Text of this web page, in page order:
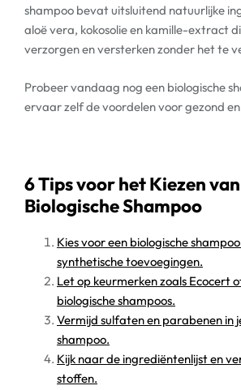
shampoo bevat uitsluitend natuurlijke
aloë vera, kokosolie en kamille-extract
verzorgen en versterken zonder het te
Probeer vandaag nog een biologische
ervaar zelf de voordelen voor gezond
6 Tips voor het Kiezen
Biologische Shampoo
Kies voor een biologische
synthetische toevoegingen.
Let op keurmerken zoals Ecocert
biologische shampoos.
Vermijd sulfaten en parabenen in
shampoo.
Kijk naar de ingrediëntenlijst en
stoffen.